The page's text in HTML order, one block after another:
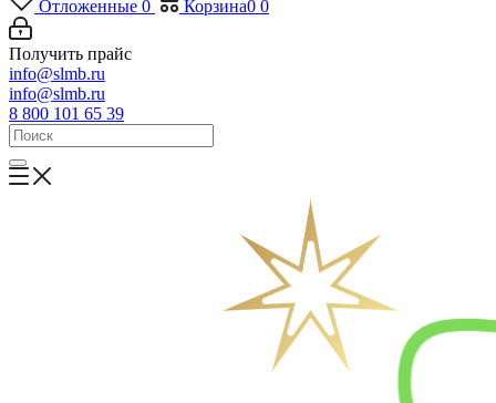
Отложенные 0 Корзина0 0
Получить прайс
info@slmb.ru
info@slmb.ru
8 800 101 65 39